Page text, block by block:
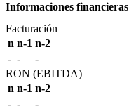
Informaciones financieras
Facturación
n n-1 n-2
- -
-
RON (EBITDA)
n n-1 n-2
- - -